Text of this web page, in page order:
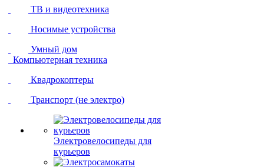
ТВ и видеотехника
Носимые устройства
Умный дом
Компьютерная техника
Квадрокоптеры
Транспорт (не электро)
Электровелосипеды для
курьеров